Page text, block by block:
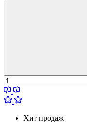
Хит продаж